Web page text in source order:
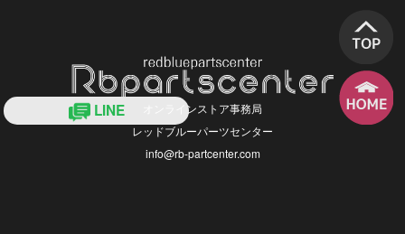
LINE
オンラインストア事務局
レッドブルーパーツセンター
info@rb-partcenter.com